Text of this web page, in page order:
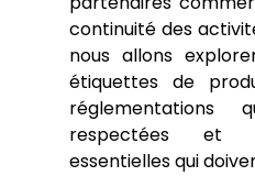
continuité des
nous allons
étiquettes de
respectées et
essentielles qui